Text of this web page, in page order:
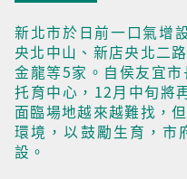
新北市於日前一口氣增
央北中山、新店央北二
金龍等5家。自侯友宜
托育中心，12月中旬將
面臨場地越來越難找，
環境，以鼓勵生育，市
設。